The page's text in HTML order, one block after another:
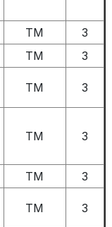
TM
3
TM 3
TM 3
TM 3
TM 3
TM 3